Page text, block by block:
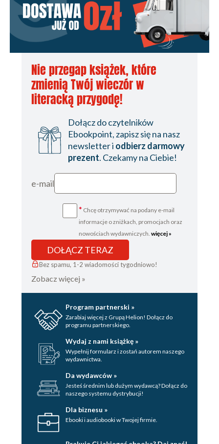
Nie przegap książek, które
zmienią Twój wieczór w
literacką przygodę!
Dołącz do czytelników
Ebookpoint, zapisz się na nasz
newsletter i odbierz darmowy
prezent. Czekamy na Ciebie!
e-mail
* Chcę otrzymywać na podany e-mail
informacje o zniżkach, promocjach oraz
nowościach wydawniczych. więcej »
DOŁĄCZ TERAZ
Bez spamu, 1-2 wiadomości tygodniowo!
Zobacz więcej »
Program partnerski »
Zarabiaj więcej z Grupą Helion! Dołącz do
programu partnerskiego.
Wydaj z nami książkę »
Wypełnij formularz i zostań autorem naszego
wydawnictwa.
Da wydawców »
Jesteś średnim lub dużym wydawcą? Dołącz do
naszego systemu dystrybucji!
Dla biznesu »
Ebooki i audiobooki w Twojej firmie.